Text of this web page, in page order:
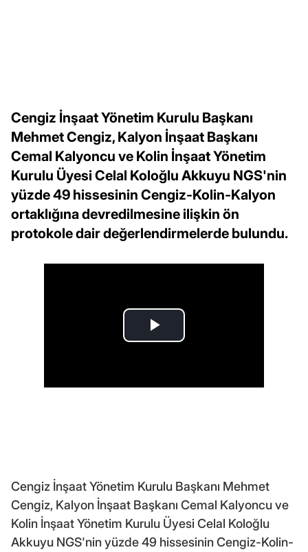
Cengiz İnşaat Yönetim Kurulu Başkanı
Mehmet Cengiz, Kalyon İnşaat Başkanı
Cemal Kalyoncu ve Kolin İnşaat Yönetim
Kurulu Üyesi Celal Koloğlu Akkuyu NGS'nin
yüzde 49 hissesinin Cengiz-Kolin-Kalyon
ortaklığına devredilmesine ilişkin ön
protokole dair değerlendirmelerde bulundu.
Cengiz İnşaat Yönetim Kurulu Başkanı Mehmet
Cengiz, Kalyon İnşaat Başkanı Cemal Kalyoncu ve
Kolin İnşaat Yönetim Kurulu Üyesi Celal Koloğlu
Akkuyu NGS'nin yüzde 49 hissesinin Cengiz-Kolin-